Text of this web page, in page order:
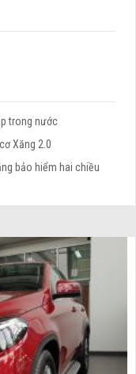
trong nước
Xăng 2.0
bảo hiểm hai chiều